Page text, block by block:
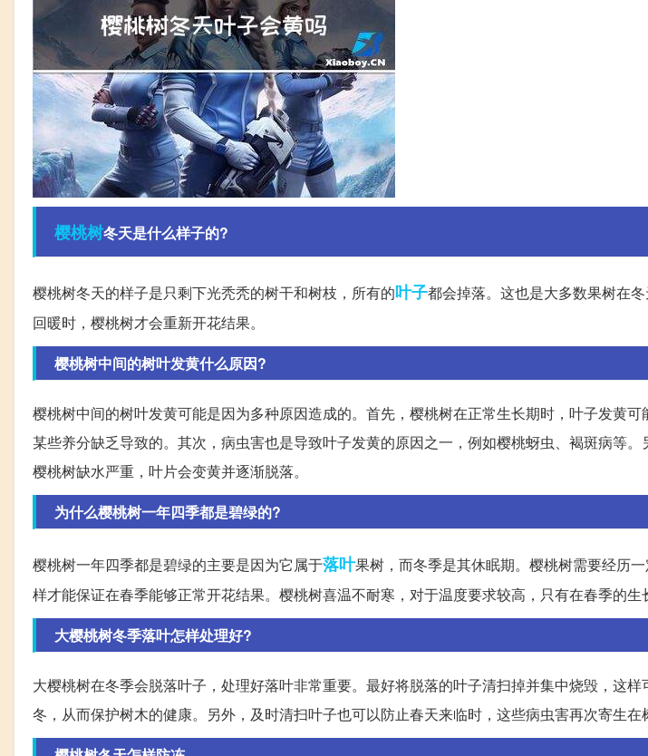
樱桃树冬天是什么样子的?
樱桃树冬天的样子是只剩下光秃秃的树干和树枝，所有的叶子都会掉落。这也是大多数果树在
回暖时，樱桃树才会重新开花结果。
樱桃树中间的树叶发黄什么原因?
樱桃树中间的树叶发黄可能是因为多种原因造成的。首先，樱桃树在正常生长期时，叶子发黄
某些养分缺乏导致的。其次，病虫害也是导致叶子发黄的原因之一，例如樱桃蚜虫、褐斑病等
樱桃树缺水严重，叶片会变黄并逐渐脱落。
为什么樱桃树一年四季都是碧绿的?
樱桃树一年四季都是碧绿的主要是因为它属于落叶果树，而冬季是其休眠期。樱桃树需要经历
样才能保证在春季能够正常开花结果。樱桃树喜温不耐寒，对于温度要求较高，只有在春季的生
大樱桃树冬季落叶怎样处理好?
大樱桃树在冬季会脱落叶子，处理好落叶非常重要。最好将脱落的叶子清扫掉并集中烧毁，这
冬，从而保护树木的健康。另外，及时清扫叶子也可以防止春天来临时，这些病虫害再次寄生在